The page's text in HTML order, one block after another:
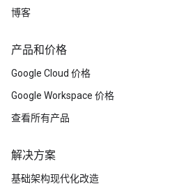
博客
产品和价格
Google Cloud 价格
Google Workspace 价格
查看所有产品
解决方案
基础架构现代化改造